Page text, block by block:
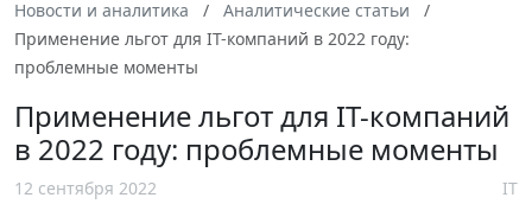
Новости и аналитика
Аналитические статьи
Применение льгот для IT-компаний в 2022 году:
проблемные моменты
Применение льгот для IT-компаний
в 2022 году: проблемные моменты
12 сентября 2022 IT